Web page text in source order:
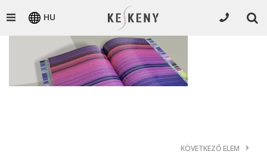
HU
KÖVETKEZŐ ELEM